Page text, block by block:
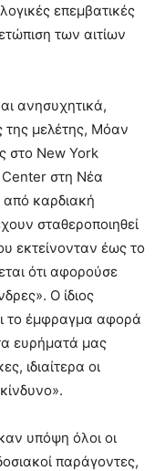
επεμβατικές
των αιτίων
ανησυχητικά,
μελέτης, Μόαν
στο New York
στη Νέα
καρδιακή
σταθεροποιηθεί
εκτείνονταν έως το
ότι αφορούσε
Ο ίδιος
το έμφραγμα αφορά
ευρήματά μας
ιδιαίτερα οι
υπόψη όλοι οι
παράγοντες,